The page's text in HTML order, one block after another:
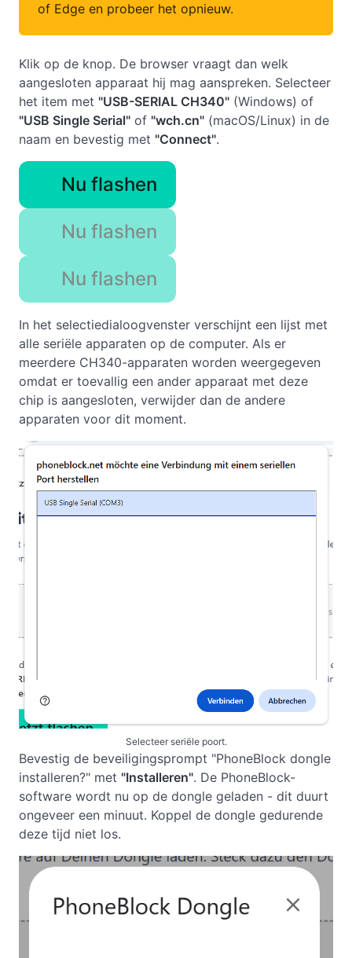
of Edge en probeer het opnieuw.
Klik op de knop. De browser vraagt dan welk
aangesloten apparaat hij mag aanspreken. Selecteer
het item met "USB-SERIAL CH340" (Windows) of
"USB Single Serial" of "wch.cn" (macOS/Linux) in de
naam en bevestig met "Connect".
Nu flashen
Nu flashen
Nu flashen
In het selectiedialoogvenster verschijnt een lijst met
alle seriële apparaten op de computer. Als er
meerdere CH340-apparaten worden weergegeven
omdat er toevallig een ander apparaat met deze
chip is aangesloten, verwijder dan de andere
apparaten voor dit moment.
Selecteer seriële poort.
Bevestig de beveiligingsprompt "PhoneBlock dongle
installeren?" met "Installeren". De PhoneBlock-
software wordt nu op de dongle geladen - dit duurt
ongeveer een minuut. Koppel de dongle gedurende
deze tijd niet los.